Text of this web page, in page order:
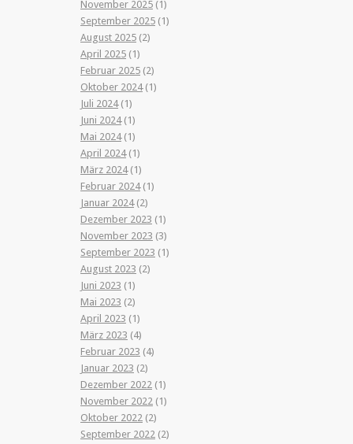
November 2025 (1)
September 2025 (1)
August 2025 (2)
April 2025 (1)
Februar 2025 (2)
Oktober 2024(1)
Juli 2024(1)
Juni 2024(1)
Mai 2024(1)
April 2024(1)
März 2024(1)
Februar 2024(1)
Januar 2024(2)
Dezember 2023 (1)
November 2023 (3)
September 2023 (1)
August 2023 (2)
Juni 2023 (1)
Mai 2023 (2)
April 2023 (1)
März 2023 (4)
Februar 2023 (4)
Januar 2023 (2)
Dezember 2022 (1)
November 2022 (1)
Oktober 2022 (2)
September 2022 (2)